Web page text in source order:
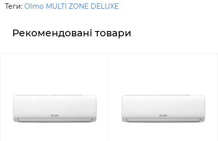
Теги: Olmo MULTI ZONE DELUXE
Рекомендовані товари